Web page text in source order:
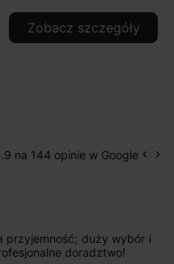
Zobacz szczegóły
na 144 opinie w Google keyboard_arrow_left keyboard_arrow_right
przyjemność; duży wybór i
doradztwo!